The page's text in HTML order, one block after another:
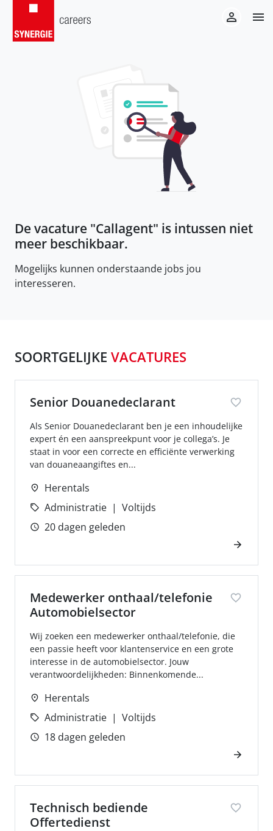
De vacature "Callagent" is intussen niet
meer beschikbaar.
Mogelijks kunnen onderstaande jobs jou
interesseren.
SOORTGELIJKE VACATURES
Senior Douanedeclarant
Als Senior Douanedeclarant ben je een inhoudelijke
expert én een aanspreekpunt voor je collega’s. Je
staat in voor een correcte en efficiënte verwerking
van douaneaangiftes en...
Herentals
Administratie
Voltijds
20 dagen geleden
Medewerker onthaal/telefonie
Automobielsector
Wij zoeken een medewerker onthaal/telefonie, die
een passie heeft voor klantenservice en een grote
interesse in de automobielsector. Jouw
verantwoordelijkheden: Binnenkomende...
Herentals
Administratie
Voltijds
18 dagen geleden
Technisch bediende
Offertedienst